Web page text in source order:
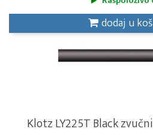
dodaj u
Klotz LY225T Black